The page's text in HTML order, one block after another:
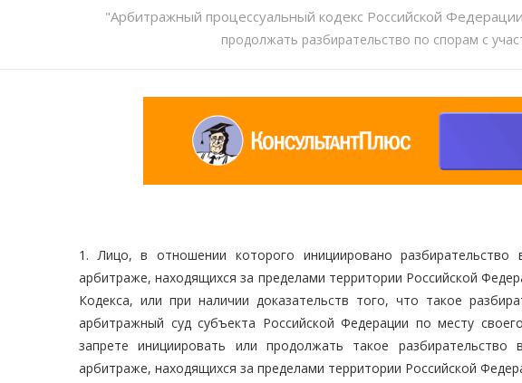
"Арбитражный процессуальный кодекс Российской
продолжать разбирательство по спорам с
1. Лицо, в отношении которого инициировано
арбитраже, находящихся за пределами территории Российской
Кодекса, или при наличии доказательств того, что такое
арбитражный суд субъекта Российской Федерации по месту
запрете инициировать или продолжать такое
арбитраже, находящихся за пределами территории Российской